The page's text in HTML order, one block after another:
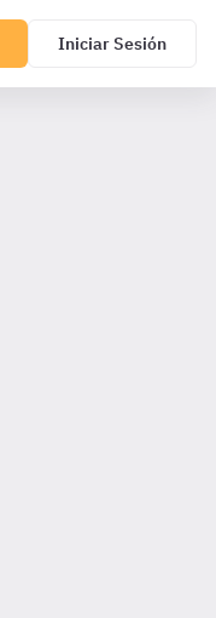
Iniciar Sesión